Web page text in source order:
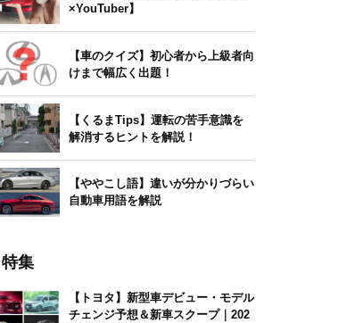
×YouTuber】
【車のクイズ】初心者から上級者向
けまで幅広く出題！
【くるまTips】運転の苦手意識を
解消するヒントを解説！
【ややこし語】違いが分かりづらい
自動車用語を解説
特集
【トヨタ】新型車デビュー・モデル
チェンジ予想＆新車スクープ｜202